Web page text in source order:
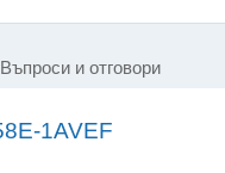
Въпроси и отговори
1AVEF